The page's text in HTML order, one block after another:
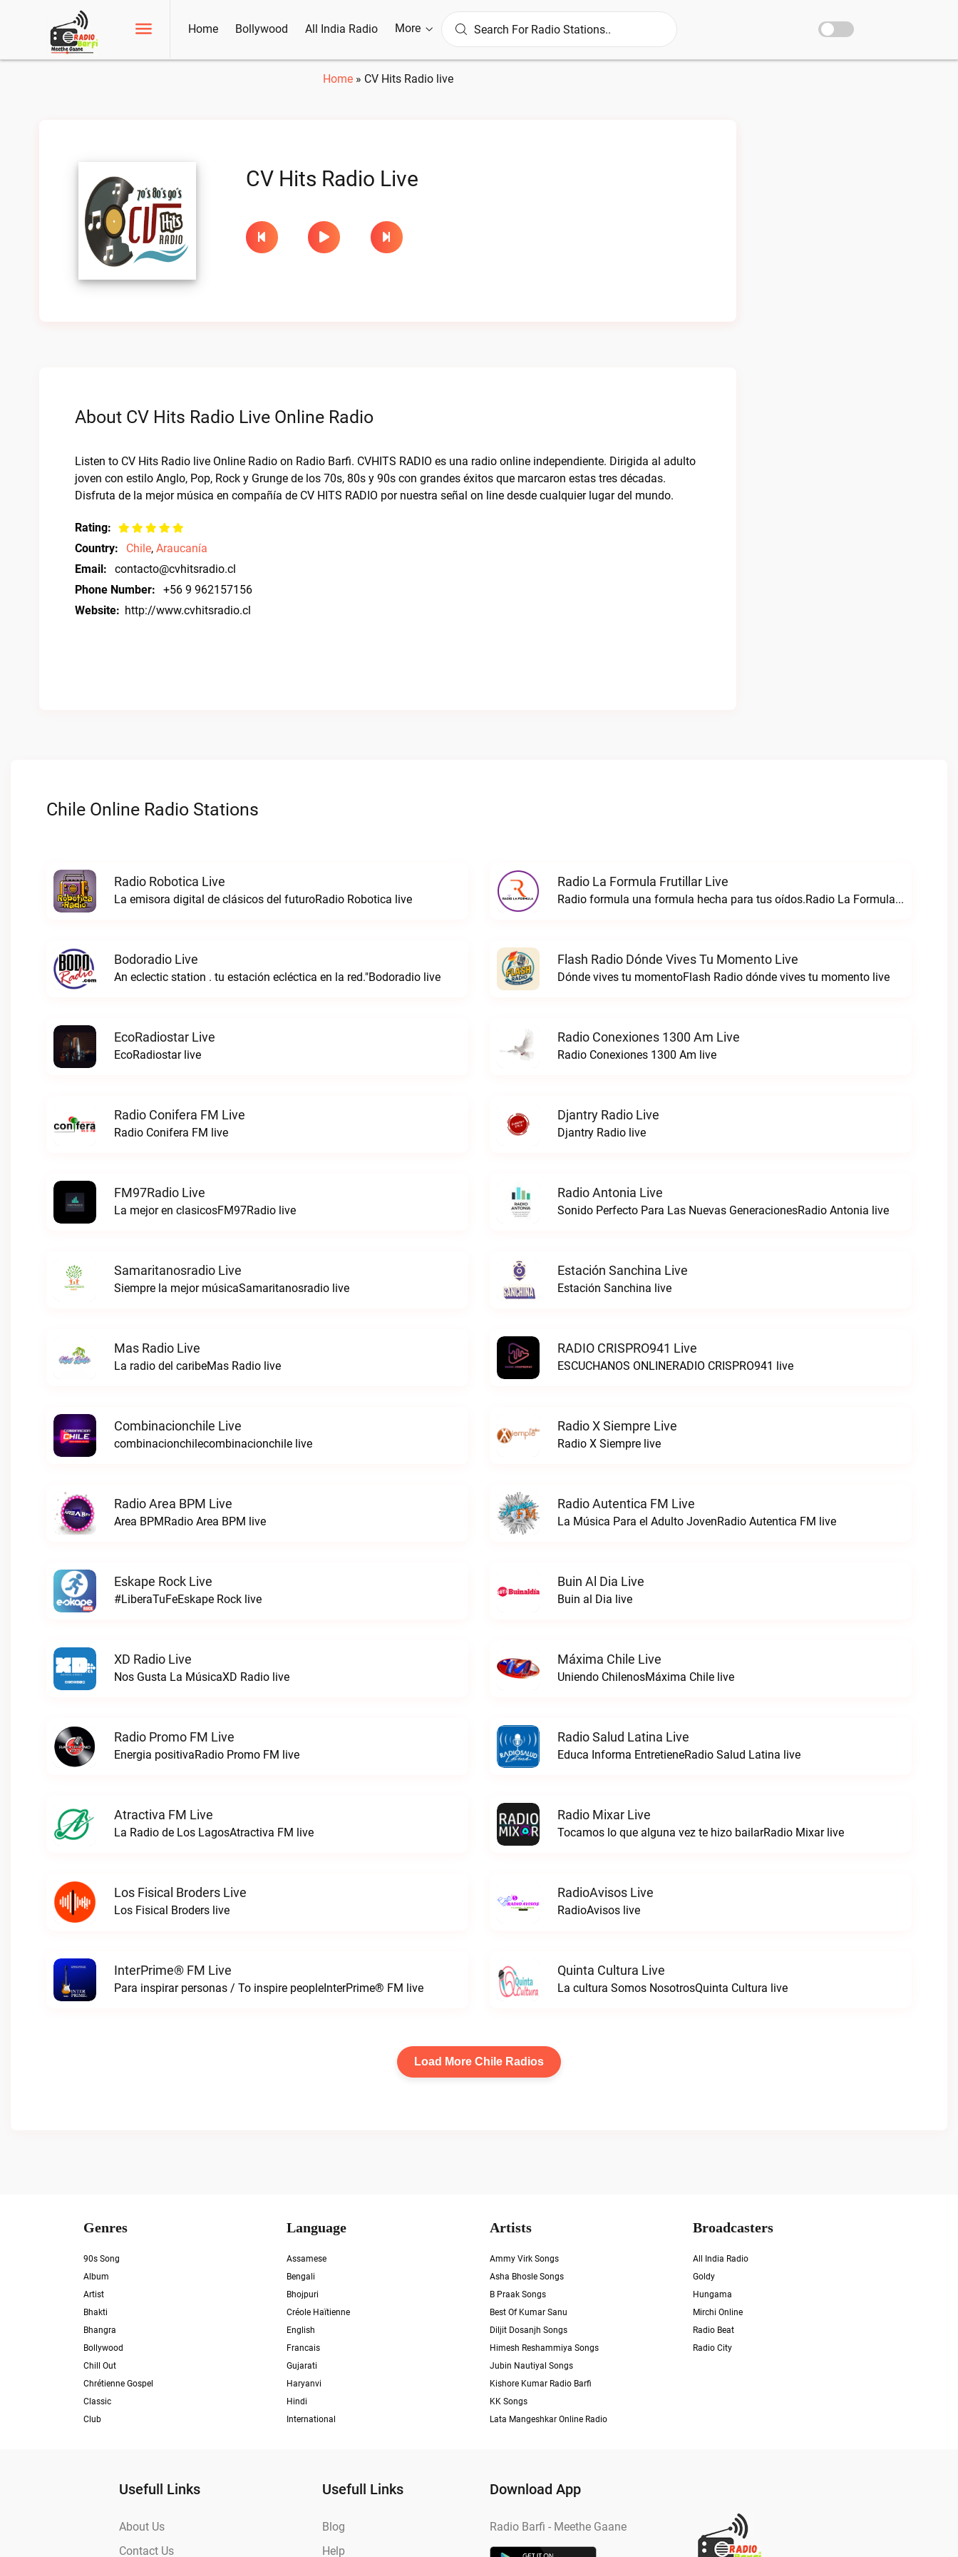
Home Bollywood All India Radio More
Home» CV Hits Radio live
CV Hits Radio Live
About CV Hits Radio Live Online Radio
Listen to CV Hits Radio live Online Radio on Radio Barfi. CVHITS RADIO es una radio online independiente. Dirigida al adulto
joven con estilo Anglo, Pop, Rock y Grunge de los 70s, 80s y 90s con grandes éxitos que marcaron estas tres décadas.
Disfruta de la mejor música en compañía de CV HITS RADIO por nuestra señal on line desde cualquier lugar del mundo.
Rating:
Country:
Chile, Araucanía
Email:
contacto@cvhitsradio.cl
Phone Number:
+56 9 962157156
Website: http://www.cvhitsradio.cl
Chile Online Radio Stations
Radio Robotica Live
La emisora digital de clásicos del futuroRadio Robotica live
Radio La Formula Frutillar Live
Radio formula una formula hecha para tus oídos.Radio La Formula Frutillar live
Bodoradio Live
An eclectic station . tu estación ecléctica en la red."Bodoradio live
Flash Radio Dónde Vives Tu Momento Live
Dónde vives tu momentoFlash Radio dónde vives tu momento live
EcoRadiostar Live
EcoRadiostar live
Radio Conexiones 1300 Am Live
Radio Conexiones 1300 Am live
Radio Conifera FM Live
Radio Conifera FM live
Djantry Radio Live
Djantry Radio live
FM97Radio Live
La mejor en clasicosFM97Radio live
Radio Antonia Live
Sonido Perfecto Para Las Nuevas GeneracionesRadio Antonia live
Samaritanosradio Live
Siempre la mejor músicaSamaritanosradio live
Estación Sanchina Live
Estación Sanchina live
Mas Radio Live
La radio del caribeMas Radio live
RADIO CRISPRO941 Live
ESCUCHANOS ONLINERADIO CRISPRO941 live
Combinacionchile Live
combinacionchilecombinacionchile live
Radio X Siempre Live
Radio X Siempre live
Radio Area BPM Live
Area BPMRadio Area BPM live
Radio Autentica FM Live
La Música Para el Adulto JovenRadio Autentica FM live
Eskape Rock Live
#LiberaTuFeEskape Rock live
Buin Al Dia Live
Buin al Dia live
XD Radio Live
Nos Gusta La MúsicaXD Radio live
Máxima Chile Live
Uniendo ChilenosMáxima Chile live
Radio Promo FM Live
Energia positivaRadio Promo FM live
Radio Salud Latina Live
Educa Informa EntretieneRadio Salud Latina live
Atractiva FM Live
La Radio de Los LagosAtractiva FM live
Radio Mixar Live
Tocamos lo que alguna vez te hizo bailarRadio Mixar live
Los Fisical Broders Live
Los Fisical Broders live
RadioAvisos Live
RadioAvisos live
InterPrime® FM Live
Para inspirar personas / To inspire peopleInterPrime® FM live
Quinta Cultura Live
La cultura Somos NosotrosQuinta Cultura live
Load More Chile Radios
Genres
90s Song
Album
Artist
Bhakti
Bhangra
Bollywood
Chill Out
Chrétienne Gospel
Classic
Club
Language
Assamese
Bengali
Bhojpuri
Créole Haïtienne
English
Francais
Gujarati
Haryanvi
Hindi
International
Artists
Ammy Virk Songs
Asha Bhosle Songs
B Praak Songs
Best Of Kumar Sanu
Diljit Dosanjh Songs
Himesh Reshammiya Songs
Jubin Nautiyal Songs
Kishore Kumar Radio Barfi
KK Songs
Lata Mangeshkar Online Radio
Broadcasters
All India Radio
Goldy
Hungama
Mirchi Online
Radio Beat
Radio City
Usefull Links
About Us
Contact Us
Usefull Links
Blog
Help
Download App
Radio Barfi - Meethe Gaane